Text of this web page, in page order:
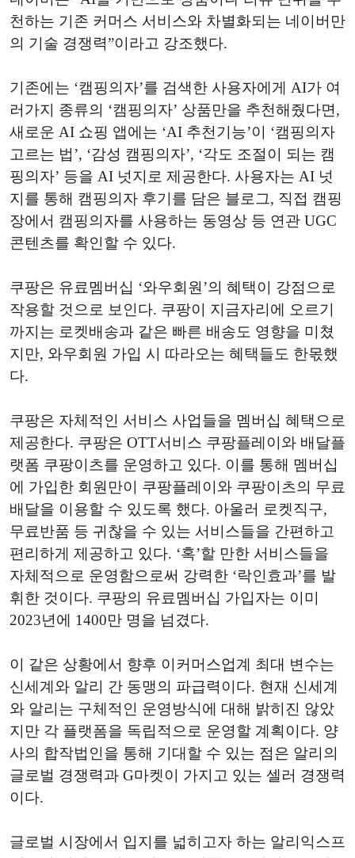
천하는 기존 커머스 서비스와 차별화되는 네이버만
의 기술 경쟁력”이라고 강조했다.
기존에는 ‘캠핑의자’를 검색한 사용자에게 AI가 여
러가지 종류의 ‘캠핑의자’ 상품만을 추천해줬다면,
새로운 AI 쇼핑 앱에는 ‘AI 추천기능’이 ‘캠핑의자
고르는 법’, ‘감성 캠핑의자’, ‘각도 조절이 되는 캠
핑의자’ 등을 AI 넛지로 제공한다. 사용자는 AI 넛
지를 통해 캠핑의자 후기를 담은 블로그, 직접 캠핑
장에서 캠핑의자를 사용하는 동영상 등 연관 UGC
콘텐츠를 확인할 수 있다.
쿠팡은 유료멤버십 ‘와우회원’의 혜택이 강점으로
작용할 것으로 보인다. 쿠팡이 지금자리에 오르기
까지는 로켓배송과 같은 빠른 배송도 영향을 미쳤
지만, 와우회원 가입 시 따라오는 혜택들도 한몫했
다.
쿠팡은 자체적인 서비스 사업들을 멤버십 혜택으로
제공한다. 쿠팡은 OTT서비스 쿠팡플레이와 배달플
랫폼 쿠팡이츠를 운영하고 있다. 이를 통해 멤버십
에 가입한 회원만이 쿠팡플레이와 쿠팡이츠의 무료
배달을 이용할 수 있도록 했다. 아울러 로켓직구,
무료반품 등 귀찮을 수 있는 서비스들을 간편하고
편리하게 제공하고 있다. ‘혹’할 만한 서비스들을
자체적으로 운영함으로써 강력한 ‘락인효과’를 발
휘한 것이다. 쿠팡의 유료멤버십 가입자는 이미
2023년에 1400만 명을 넘겼다.
이 같은 상황에서 향후 이커머스업계 최대 변수는
신세계와 알리 간 동맹의 파급력이다. 현재 신세계
와 알리는 구체적인 운영방식에 대해 밝히진 않았
지만 각 플랫폼을 독립적으로 운영할 계획이다. 양
사의 합작법인을 통해 기대할 수 있는 점은 알리의
글로벌 경쟁력과 G마켓이 가지고 있는 셀러 경쟁력
이다.
글로벌 시장에서 입지를 넓히고자 하는 알리익스프